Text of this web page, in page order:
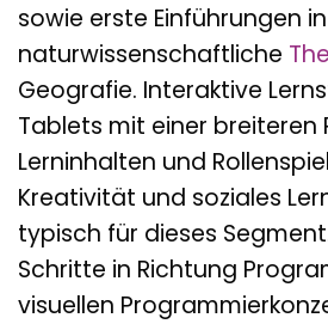
sowie erste Einführungen in
naturwissenschaftliche
Geografie. Interaktive
Tablets mit einer breiteren
Lerninhalten und
Kreativität und soziales
typisch für dieses
Schritte in Richtung
visuellen